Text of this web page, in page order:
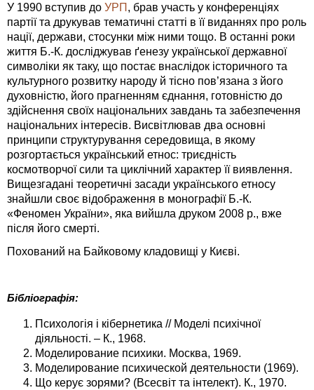
У 1990 вступив до УРП , брав участь у конференціях
партії та друкував тематичні статті в її виданнях про роль
нації, держави, стосунки між ними тощо. В останні роки
життя Б.-К. досліджував ґенезу української державної
символіки як таку, що постає внаслідок історичного та
культурного розвитку народу й тісно пов’язана з його
духовністю, його прагненням єднання, готовністю до
здійснення своїх національних завдань та забезпечення
національних інтересів. Висвітлював два основні
принципи структурування середовища, в якому
розгортається український етнос: триєдність
космотворчої сили та циклічний характер її виявлення.
Вищезгадані теоретичні засади українського етносу
знайшли своє відображення в монографії Б.-К.
«Феномен України», яка вийшла друком 2008 р., вже
після його смерті.
Похований на Байковому кладовищі у Києві.
Бібліографія:
Психологія і кібернетика // Моделі психічної
діяльності. – К., 1968.
Моделирование психики. Москва, 1969.
Моделирование психической деятельности (1969).
Що керує зорями? (Всесвіт та інтелект). К., 1970.